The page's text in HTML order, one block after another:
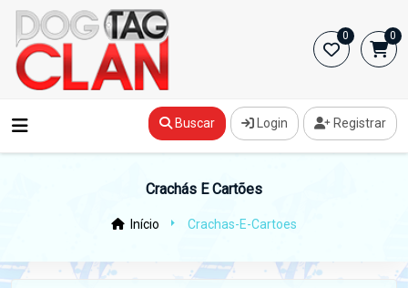
0 0
Buscar Login Registrar
Crachás E Cartões
Início Crachas-E-Cartoes